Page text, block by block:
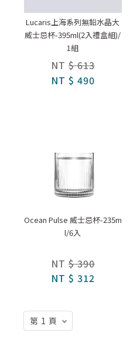
Lucaris上海系列無鉛水晶大
威士忌杯-395ml(2入禮盒組)/
1組
NT $ 613
NT $ 490
Ocean Pulse 威士忌杯-235m
l/6入
NT $ 390
NT $ 312